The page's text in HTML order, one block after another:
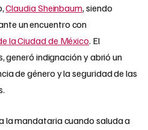
Claudia Sheinbaum, siendo
un encuentro con
la Ciudad de México. El
generó indignación y abrió un
de género y la seguridad de las
la mandataria cuando saluda a